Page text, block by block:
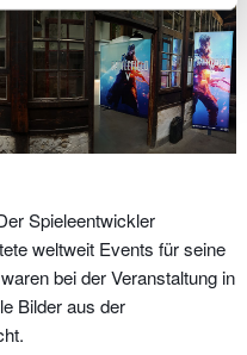
Spieleentwickler
weltweit Events für seine
bei der Veranstaltung in
Bilder aus der